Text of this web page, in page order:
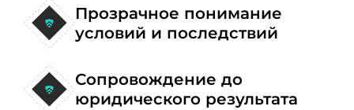
Прозрачное понимание
условий и последствий
Сопровождение до
юридического результата